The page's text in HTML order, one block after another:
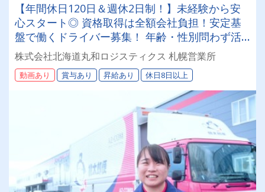
【年間休日120日＆週休2日制！】未経験から安
心スタート◎ 資格取得は全額会社負担！安定基
盤で働くドライバー募集！ 年齢・性別問わず活
躍できるお仕事です✨
株式会社北海道丸和ロジスティクス 札幌営業所
動画あり 賞与あり 昇給あり 休日8日以上